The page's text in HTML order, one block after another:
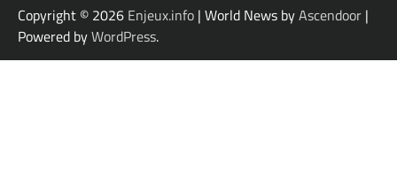
Copyright © 2026 Enjeux.info | World News byAscendoor |
Powered byWordPress.